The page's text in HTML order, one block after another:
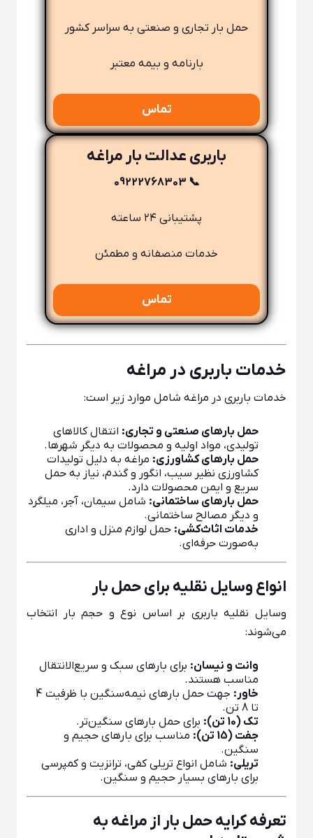
حمل بار تجاری و صنعتی به سراسر کشور
بارنامه و بیمه معتبر
تماس
باربری عدالت بار مراغه
📞 09222768303
پشتیبانی ۲۴ ساعته
خدمات منصفانه و مطمئن
تماس
خدمات باربری در مراغه
خدمات باربری در مراغه شامل موارد زیر است:
حمل بارهای صنعتی و تجاری: انتقال کالاهای
تولیدی، مواد اولیه و محصولات به دیگر شهرها.
حمل بارهای کشاورزی: مراغه به دلیل تولیدات
کشاورزی نظیر سیب، انگور و گندم، نیاز به حمل
سریع و ایمن محصولات دارد.
حمل بارهای ساختمانی: شامل سیمان، آجر، میلگرد
و دیگر مصالح ساختمانی.
خدمات اثاث‌کشی: حمل لوازم منزل و اداری
به‌صورت حرفه‌ای.
انواع وسایل نقلیه برای حمل بار
وسایل نقلیه باربری بر اساس نوع و حجم بار انتخاب
می‌شوند:
وانت و نیسان: برای بارهای سبک و سریع‌الانتقال
مناسب هستند.
خاور:
جهت حمل بارهای نیمه‌سنگین با ظرفیت 4
تا 8 تن.
تک (10 تن):
برای حمل بارهای سنگین‌تر.
جفت (15 تن):
مناسب برای بارهای حجیم و
سنگین.
تریلی: شامل انواع تریلی کفی، ترانزیت و کمپرسی
برای بارهای بسیار حجیم و سنگین.
تعرفه کرایه حمل بار از مراغه به